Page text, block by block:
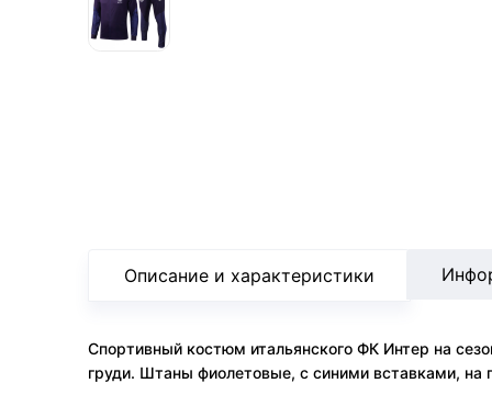
Описание и характеристики
Спортивный костюм итальянского ФК Интер на
груди. Штаны фиолетовые, с синими вставками,